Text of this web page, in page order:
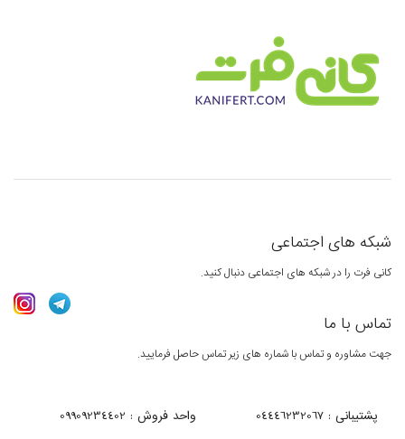
های اجتماعی
فرت را در شبکه های اجتماعی دنبال کنید.
با ما
مشاوره و تماس با شماره های زیر تماس حاصل فرمایید.
پشتیبانی : 04446232067 واحد فروش : 09909234402